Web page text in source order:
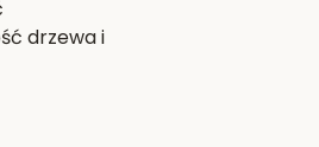
drzewa i